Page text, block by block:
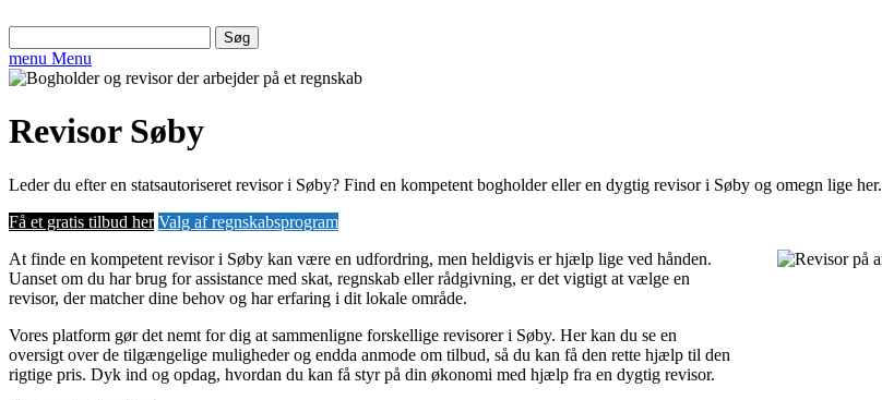
efter:
menu Menu
Revisor Søby
Leder du efter en statsautoriseret revisor i Søby? Find en kompetent bogholder eller en dygtig revisor i Søby og omegn lige her.
Få et gratis tilbud her Valg af regnskabsprogram
At finde en kompetent revisor i Søby kan være en udfordring, men heldigvis er hjælp lige ved hånden.
Uanset om du har brug for assistance med skat, regnskab eller rådgivning, er det vigtigt at vælge en
revisor, der matcher dine behov og har erfaring i dit lokale område.
Vores platform gør det nemt for dig at sammenligne forskellige revisorer i Søby. Her kan du se en
oversigt over de tilgængelige muligheder og endda anmode om tilbud, så du kan få den rette hjælp til den
rigtige pris. Dyk ind og opdag, hvordan du kan få styr på din økonomi med hjælp fra en dygtig revisor.